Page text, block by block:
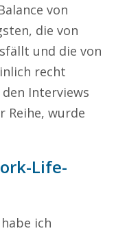
von
die von
und die von
recht
Interviews
Reihe, wurde
Life-
ich